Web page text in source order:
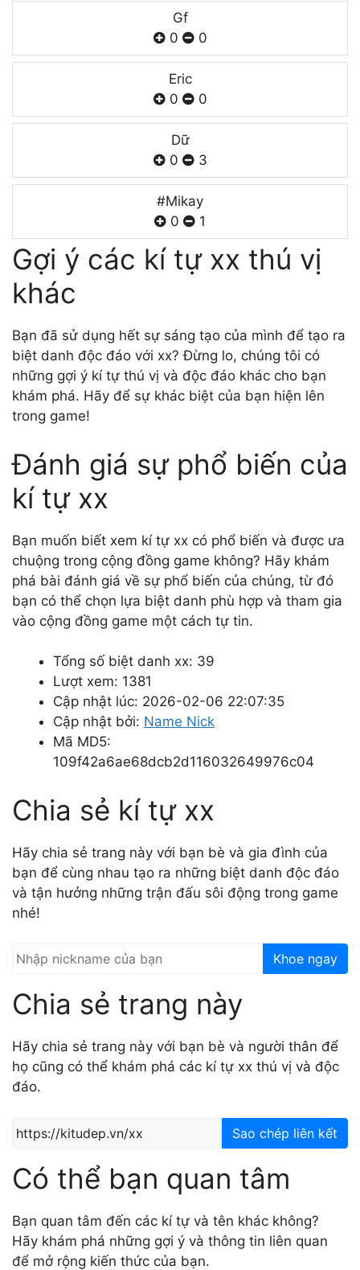
Gf
0
0
Eric
0
0
Dữ
0
3
#Mikay
0
1
Gợi ý các kí tự xx thú vị
khác
Bạn đã sử dụng hết sự sáng tạo của mình để tạo ra
biệt danh độc đáo với xx? Đừng lo, chúng tôi có
những gợi ý kí tự thú vị và độc đáo khác cho bạn
khám phá. Hãy để sự khác biệt của bạn hiện lên
trong game!
Đánh giá sự phổ biến của
kí tự xx
Bạn muốn biết xem kí tự xx có phổ biến và được ưa
chuộng trong cộng đồng game không? Hãy khám
phá bài đánh giá về sự phổ biến của chúng, từ đó
bạn có thể chọn lựa biệt danh phù hợp và tham gia
vào cộng đồng game một cách tự tin.
Tổng số biệt danh xx: 39
Lượt xem: 1381
Cập nhật lúc: 2026-02-06 22:07:35
Cập nhật bởi: Name Nick
Mã MD5:
109f42a6ae68dcb2d116032649976c04
Chia sẻ kí tự xx
Hãy chia sẻ trang này với bạn bè và gia đình của
bạn để cùng nhau tạo ra những biệt danh độc đáo
và tận hưởng những trận đấu sôi động trong game
nhé!
Khoe ngay
Chia sẻ trang này
Hãy chia sẻ trang này với bạn bè và người thân để
họ cũng có thể khám phá các kí tự xx thú vị và độc
đáo.
Sao chép liên kết
Có thể bạn quan tâm
Bạn quan tâm đến các kí tự và tên khác không?
Hãy khám phá những gợi ý và thông tin liên quan
để mở rộng kiến thức của bạn.